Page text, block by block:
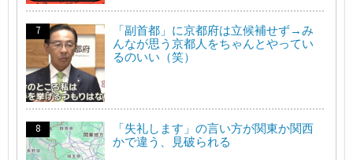
「副首都」に京都府は立候補せず→み
んなが思う京都人をちゃんとやってい
るのいい（笑）
「失礼します」の言い方が関東か関西
かで違う、見破られる